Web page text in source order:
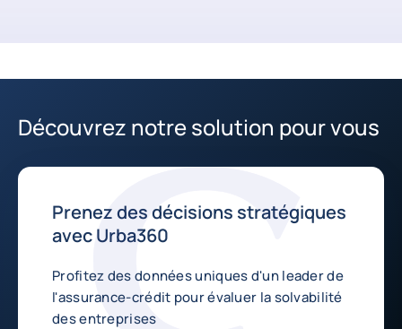
Découvrez notre solution pour vous
Prenez des décisions stratégiques
avec Urba360
Profitez des données uniques d'un leader de
l'assurance-crédit pour évaluer la solvabilité
des entreprises